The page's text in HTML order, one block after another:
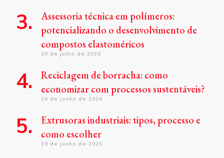
Assessoria técnica em polímeros:
potencializando o desenvolvimento de
compostos elastoméricos
20 de julho de 2026
Reciclagem de borracha: como
economizar com processos sustentáveis?
26 de junho de 2026
Extrusoras industriais: tipos, processo e
como escolher
19 de junho de 2026